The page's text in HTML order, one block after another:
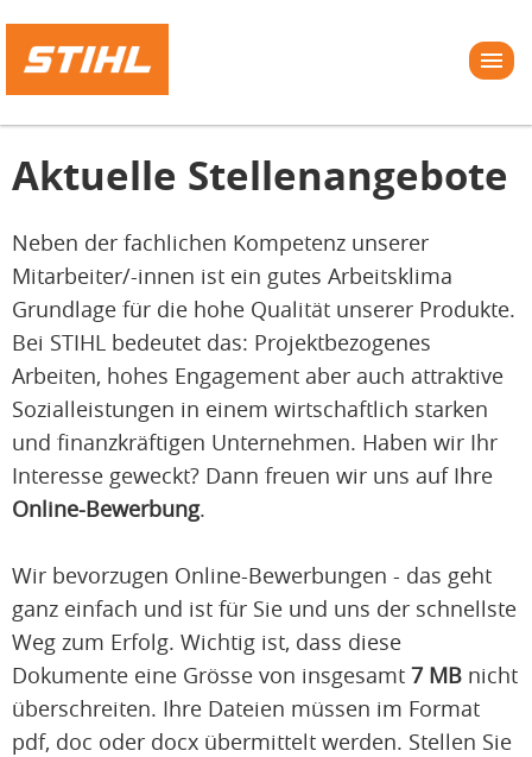
Aktuelle Stellenangebote
Neben der fachlichen Kompetenz unserer
Mitarbeiter/-innen ist ein gutes Arbeitsklima
Grundlage für die hohe Qualität unserer Produkte.
Bei STIHL bedeutet das: Projektbezogenes
Arbeiten, hohes Engagement aber auch attraktive
Sozialleistungen in einem wirtschaftlich starken
und finanzkräftigen Unternehmen. Haben wir Ihr
Interesse geweckt? Dann freuen wir uns auf Ihre
Online-Bewerbung.
Wir bevorzugen Online-Bewerbungen - das geht
ganz einfach und ist für Sie und uns der schnellste
Weg zum Erfolg. Wichtig ist, dass diese
Dokumente eine Grösse von insgesamt 7 MB nicht
überschreiten. Ihre Dateien müssen im Format
pdf, doc oder docx übermittelt werden. Stellen Sie